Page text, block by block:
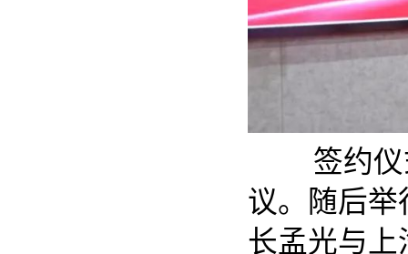
签约仪式
议。随后
长孟光与上